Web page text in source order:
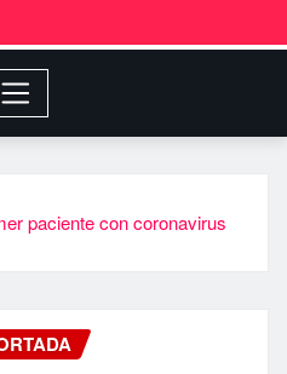
paciente con coronavirus